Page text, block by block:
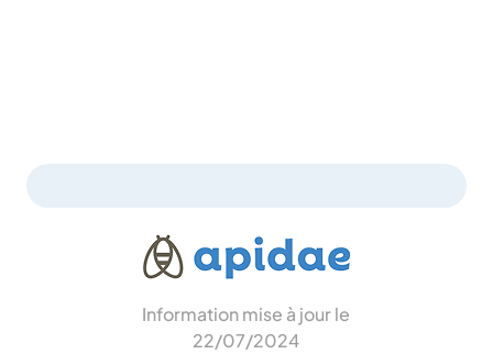
Information mise à jour le
22/07/2024